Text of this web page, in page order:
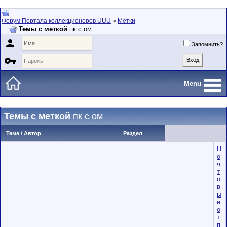
Форум Портала коллекционеров UUU > Метки
Темы с меткой пк с ом
 Запомнить?

Menu
Темы с меткойпк с ом
Тема / Автор Раздел
П
о
ч
т
о
в
ы
е
о
т
п